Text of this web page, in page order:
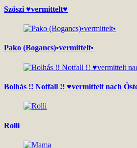
Szöszi ♥vermittelt♥
Pako (Bogancs)•vermittelt•
Bolhás !! Notfall !! ♥vermittelt nach
Rolli